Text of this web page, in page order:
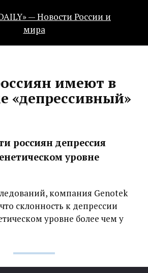
имеют в
«депрессивный»
россиян депрессия
уровне
компания Genotek
склонность к депрессии
уровне более чем у